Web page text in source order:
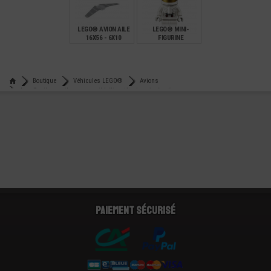
LEGO® AVION AILE
16X56 - 6X10
LEGO® MINI-
FIGURINE
Boutique
Véhicules LEGO®
Avions
Lego® aileron aile gouvernail hélicoptère imprimé police
Paiement sécurisé